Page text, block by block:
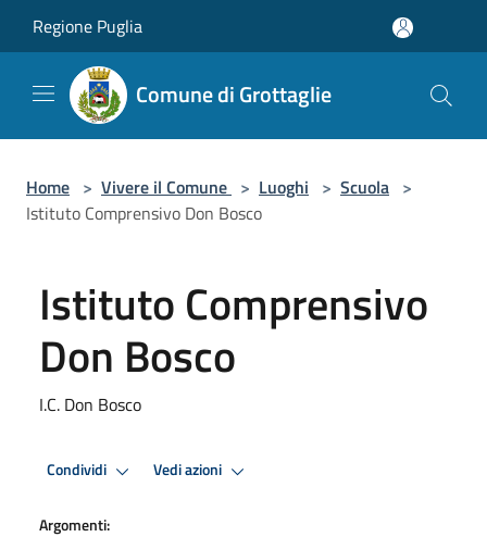
Regione Puglia
Comune di Grottaglie
Home > Vivere il Comune > Luoghi > Scuola >
Istituto Comprensivo Don Bosco
Istituto Comprensivo
Don Bosco
I.C. Don Bosco
Condividi Vedi azioni
Argomenti: